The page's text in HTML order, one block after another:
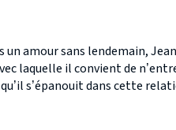
un amour sans lendemain,
laquelle il convient de
s’épanouit dans cette